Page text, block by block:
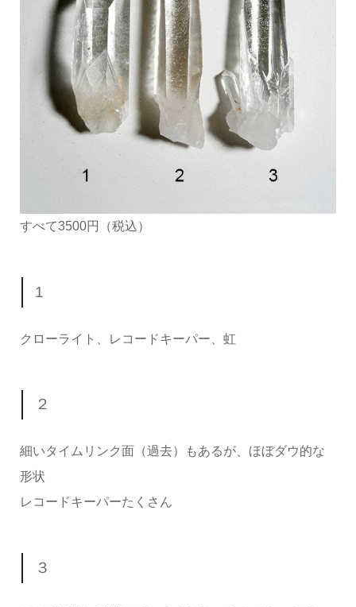
すべて3500円（税込）
1
クローライト、レコードキーパー、虹
２
細いタイムリンク面（過去）もあるが、ほぼダウ的な
形状
レコードキーパーたくさん
３